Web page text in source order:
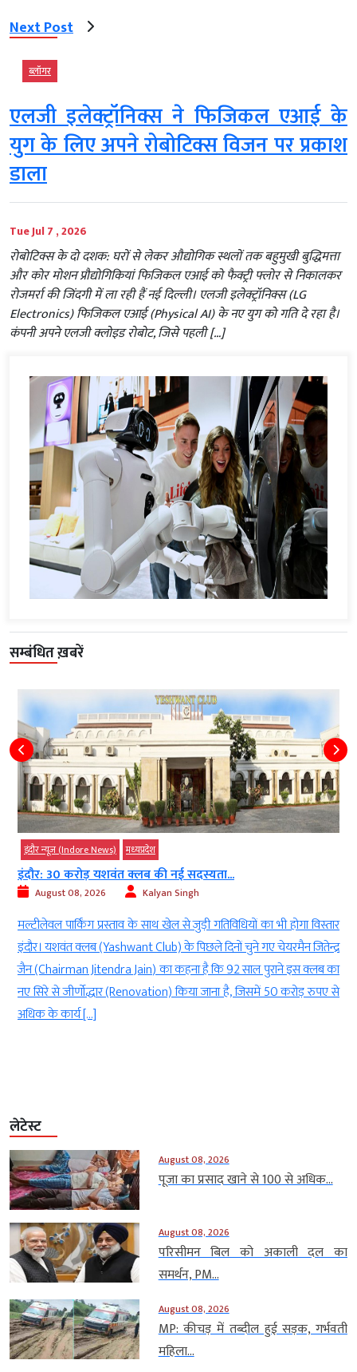
Next Post
ब्‍लॉगर
एलजी इलेक्ट्रॉनिक्स ने फिजिकल एआई के
युग के लिए अपने रोबोटिक्स विजन पर प्रकाश
डाला
Tue Jul 7 , 2026
रोबोटिक्स के दो दशक: घरों से लेकर औद्योगिक स्थलों तक बहुमुखी बुद्धिमत्ता
और कोर मोशन प्रौद्योगिकियां फिजिकल एआई को फैक्ट्री फ्लोर से निकालकर
रोजमर्रा की जिंदगी में ला रही हैं नई दिल्ली। एलजी इलेक्ट्रॉनिक्स (LG
Electronics) फिजिकल एआई (Physical AI) के नए युग को गति दे रहा है।
कंपनी अपने एलजी क्लोइड रोबोट, जिसे पहली […]
सम्बंधित ख़बरें
इंदौर न्यूज़ (Indore News) मध्‍यप्रदेश
इंदौर: 30 करोड़ यशवंत क्लब की नई सदस्यता...
August 08, 2026 Kalyan Singh
मल्टीलेवल पार्किंग प्रस्ताव के साथ खेल से जुड़ी गतिविधियों का भी होगा विस्तार
इंदौर। यशवंत क्लब (Yashwant Club) के पिछले दिनों चुने गए चेयरमैन जितेन्द्र
जैन (Chairman Jitendra Jain) का कहना है कि 92 साल पुराने इस क्लब का
नए सिरे से जीर्णोद्धार (Renovation) किया जाना है, जिसमें 50 करोड़ रुपए से
अधिक के कार्य […]
लेटेस्ट
August 08, 2026
पूजा का प्रसाद खाने से 100 से अधिक...
August 08, 2026
परिसीमन बिल को अकाली दल का
समर्थन, PM...
August 08, 2026
MP: कीचड़ में तब्दील हुई सड़क, गर्भवती
महिला...